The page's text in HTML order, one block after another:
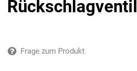
Rückschlagventil
Frage zum Produkt